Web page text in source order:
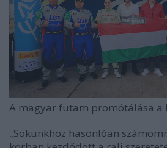
A magyar futam promótálása a
„Sokunkhoz hasonlóan